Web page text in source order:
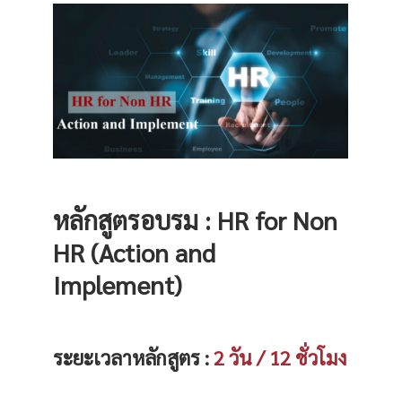
หลักสูตรอบรม : HR for Non
HR (Action and
Implement)
ระยะเวลาหลักสูตร :2 วัน / 12 ชั่วโมง